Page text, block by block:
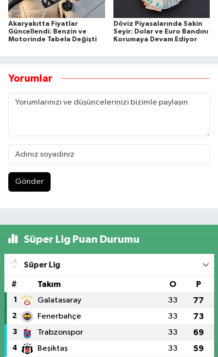
Akaryakıtta Fiyatlar
Güncellendi: Benzin ve
Motorinde Tabela Değişti
Döviz Piyasalarında Sakin
Seyir: Dolar ve Euro Bandını
Korumaya Devam Ediyor
Yorumlar
Gönder
Süper Lig Puan Durumu
Süper Lig
# Takım O P
1 Galatasaray 33 77
2 Fenerbahçe 33 73
3 Trabzonspor 33 69
4 Beşiktaş 33 59